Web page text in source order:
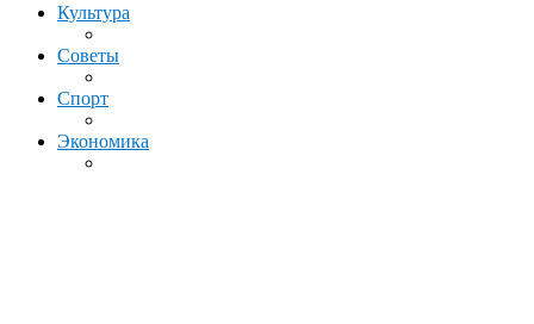
Культура
Советы
Спорт
Экономика